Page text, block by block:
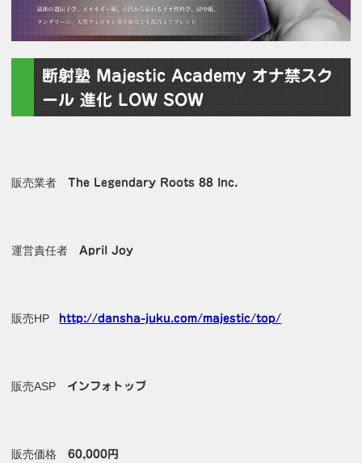
断射塾 Majestic Academy オナ禁スク
ール 進化 LOW SOW
販売業者The Legendary Roots 88 Inc.
運営責任者April Joy
販売HP http://dansha-juku.com/majestic/top/
販売ASP インフォトップ
販売価格60,000円